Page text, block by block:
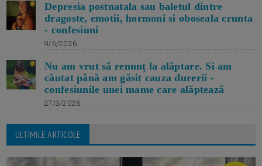
Depresia postnatala sau baletul dintre
dragoste, emotii, hormoni si oboseala crunta
- confesiuni
9/6/2026
Nu am vrut să renunț la alăptare. Si am
căutat până am găsit cauza durerii -
confesiunile unei mame care alăptează
27/3/2026
ULTIMILE ARTICOLE